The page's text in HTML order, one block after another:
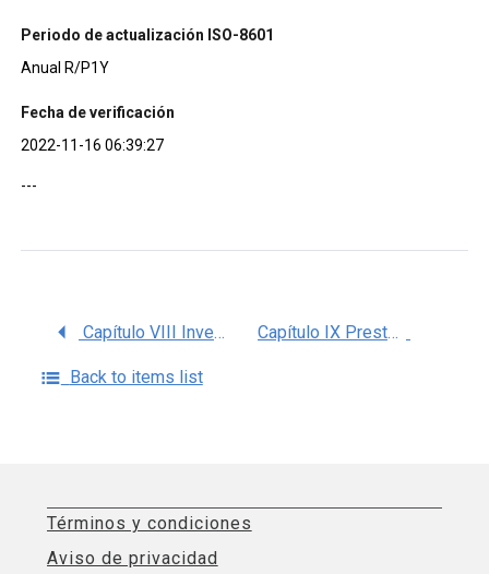
Periodo de actualización ISO-8601
Anual R/P1Y
Fecha de verificación
2022-11-16 06:39:27
---
Capítulo VIII Investigación Médica, Memoria Estadística 2013, IMSS Capítulo IX Prestaciones Económicas, Memoria Estadística 2013, IMSS
Back to items list
Términos y condiciones
Aviso de privacidad